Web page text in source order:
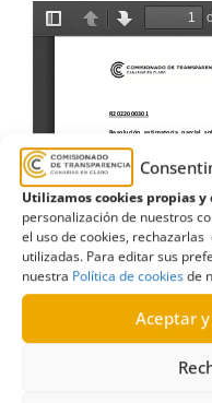
Utilizamos cookies propias y
personalización de nuestros
el uso de cookies,
utilizadas. Para editar sus
nuestra Política de cookiesde
Aceptar